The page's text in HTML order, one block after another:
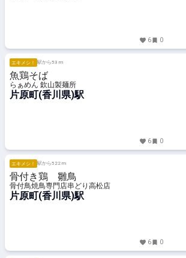
6 0
エキメシ！ 駅から53 m
魚鶏そば
らぁめん 欽山製麺所
片原町(香川県)駅
6 0
エキメシ！ 駅から522 m
骨付き鶏 雛鳥
骨付鳥焼鳥専門店串どり高松店
片原町(香川県)駅
6 0